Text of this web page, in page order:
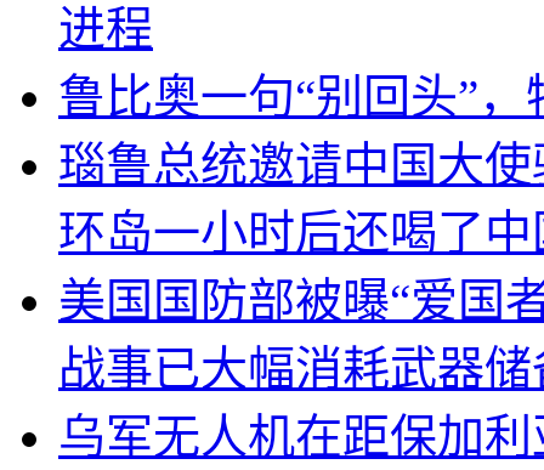
进程
鲁比奥一句“别回头”
瑙鲁总统邀请中国大
环岛一小时后还喝了
美国国防部被曝“爱国
战事已大幅消耗武器储
乌军无人机在距保加